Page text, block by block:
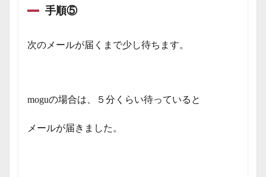
手順⑤
次のメールが届くまで少し待ちます。
moguの場合は、５分くらい待っていると
メールが届きました。